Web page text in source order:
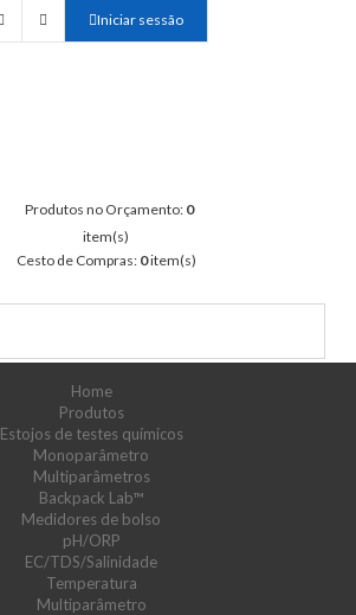
Iniciar sessão
Produtos no Orçamento: 0
item(s)
Cesto de Compras: 0item(s)
Home
Produtos
Estojos de testes químicos
Monoparâmetro
Multiparâmetros
Backpack Lab™
Medidores de bolso
pH/ORP
EC/TDS/Salinidade
Temperatura
Multiparâmetro